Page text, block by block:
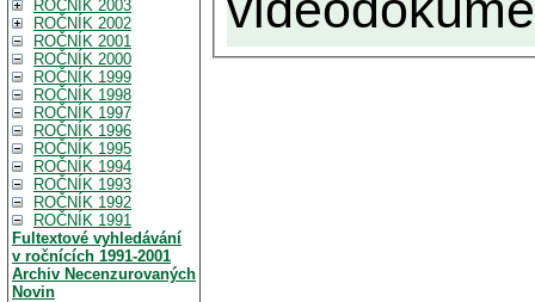
ROČNÍK 2003
ROČNÍK 2002
ROČNÍK 2001
ROČNÍK 2000
ROČNÍK 1999
ROČNÍK 1998
ROČNÍK 1997
ROČNÍK 1996
ROČNÍK 1995
ROČNÍK 1994
ROČNÍK 1993
ROČNÍK 1992
ROČNÍK 1991
Fultextové vyhledávání
v ročnících 1991-2001
Archiv Necenzurovaných
Novin